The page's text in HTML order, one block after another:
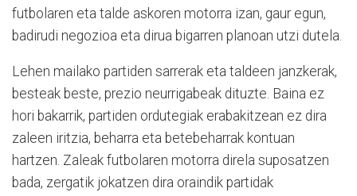
futbolaren eta talde askoren motorra izan, gaur egun,
badirudi negozioa eta dirua bigarren planoan utzi dutela.
Lehen mailako partiden sarrerak eta taldeen janzkerak,
besteak beste, prezio neurrigabeak dituzte. Baina ez
hori bakarrik, partiden ordutegiak erabakitzean ez dira
zaleen iritzia, beharra eta betebeharrak kontuan
hartzen. Zaleak futbolaren motorra direla suposatzen
bada, zergatik jokatzen dira oraindik partidak